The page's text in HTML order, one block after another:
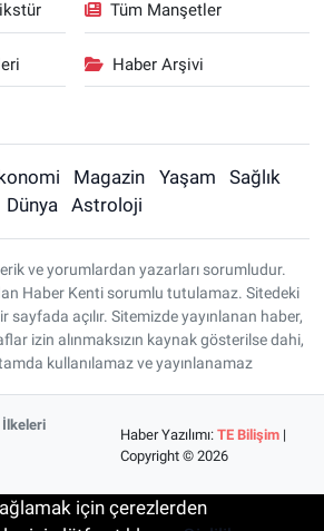
Tüm Manşetler
Haber Arşivi
Magazin Yaşam
Sağlık
Dünya
Astroloji
ve yorumlardan yazarları sorumludur.
Haber Kenti sorumlu tutulamaz. Sitedeki
sayfada açılır. Sitemizde yayınlanan haber,
izin alınmaksızın kaynak gösterilse dahi,
kullanılamaz ve yayınlanamaz
İlkeleri
Haber Yazılımı:TE Bilişim |
Copyright © 2026
için çerezlerden